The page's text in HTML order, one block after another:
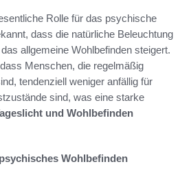
Rolle für das psychische
dass die natürliche Beleuchtung
allgemeine Wohlbefinden steigert.
Menschen, die regelmäßig
tendenziell weniger anfällig für
sind, was eine starke
und Wohlbefinden
Wohlbefinden